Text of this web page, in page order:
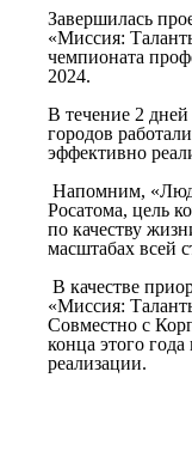
Завершилась
«Миссия:
чемпионата
2024.
В течение 2
городов
эффективно
Напомним,
Росатома, цель
по качеству
масштабах всей
В качестве
«Миссия:
Совместно с
конца этого
реализации.